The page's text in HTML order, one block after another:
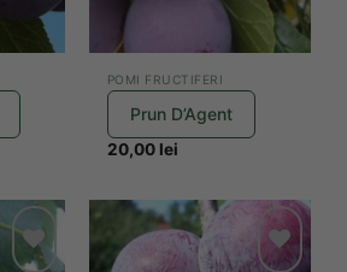
POMI FRUCTIFERI
Prun D’Agent
20,00 lei